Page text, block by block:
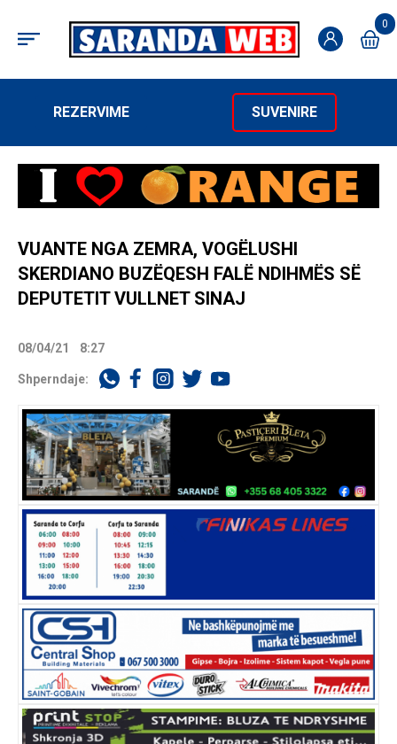
0
REZERVIME SUVENIRE
VUANTE NGA ZEMRA, VOGËLUSHI
SKERDIANO BUZËQESH FALË NDIHMËS SË
DEPUTETIT VULLNET SINAJ
08/04/21 8:27
Shperndaje: